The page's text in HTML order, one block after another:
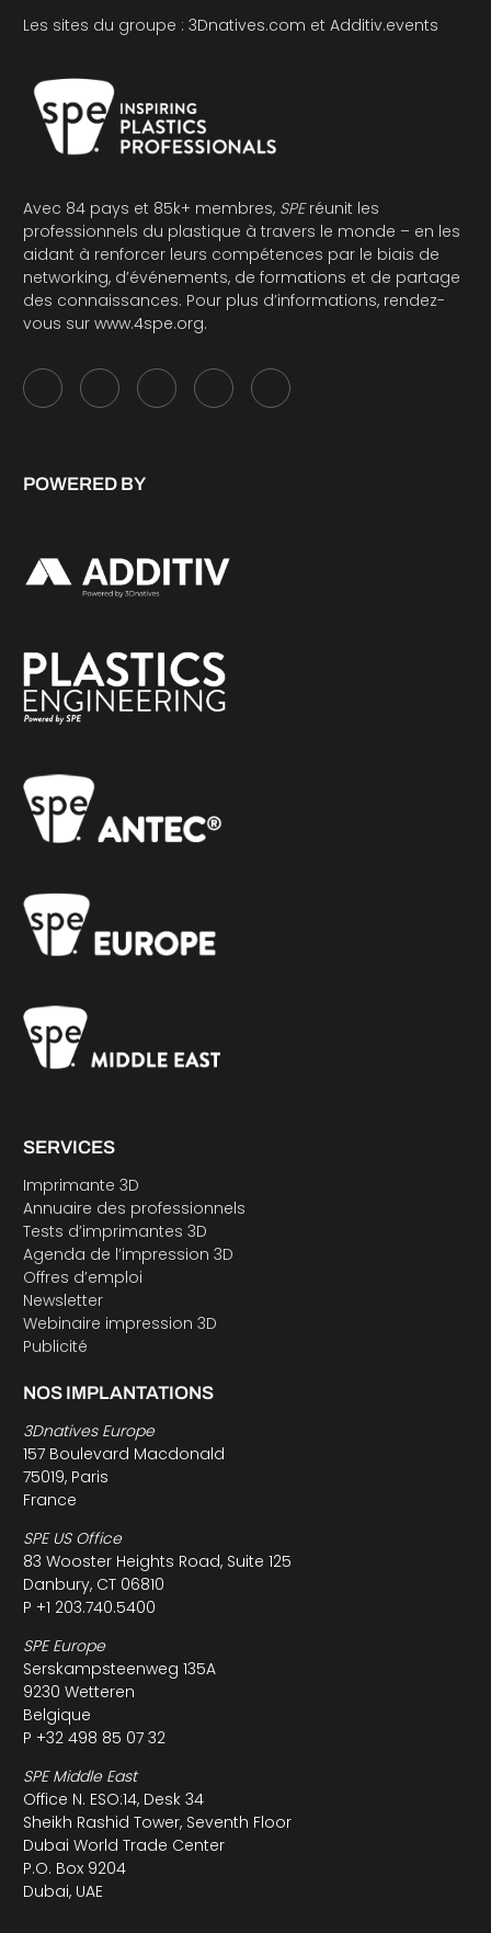
Les sites du groupe : 3Dnatives.com et Additiv.events
Avec 84 pays et 85k+ membres, SPEréunit les
professionnels du plastique à travers le monde – en les
aidant à renforcer leurs compétences par le biais de
networking, d’événements, de formations et de partage
des connaissances. Pour plus d’informations, rendez-
vous sur www.4spe.org.
POWERED BY
SERVICES
Imprimante 3D
Annuaire des professionnels
Tests d’imprimantes 3D
Agenda de l’impression 3D
Offres d’emploi
Newsletter
Webinaire impression 3D
Publicité
NOS IMPLANTATIONS
3Dnatives Europe
157 Boulevard Macdonald
75019, Paris
France
SPE US Office
83 Wooster Heights Road, Suite 125
Danbury, CT 06810
P +1 203.740.5400
SPE Europe
Serskampsteenweg 135A
9230 Wetteren
Belgique
P +32 498 85 07 32
SPE Middle East
Office N. ESO:14, Desk 34
Sheikh Rashid Tower, Seventh Floor
Dubai World Trade Center
P.O. Box 9204
Dubai, UAE